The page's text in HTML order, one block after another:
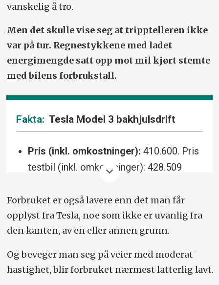
vanskelig å tro.
Men det skulle vise seg at tripptelleren ikke
var på tur. Regnestykkene med ladet
energimengde satt opp mot mil kjørt stemte
med bilens forbrukstall.
Tesla Model 3 bakhjulsdrift
Pris (inkl. omkostninger): 410.600. Pris
testbil (inkl. omkostninger): 428.509
420 Nm/ettrinnsautomat, bakhjulsdrift.
Rekkevidde/forbruk:
Lengde/bredde (med
speil)/høyde/bakkeklaring (cm):
Forbruket er også lavere enn det man får
opplyst fra Tesla, noe som ikke er uvanlig fra
den kanten, av en eller annen grunn.
Og beveger man seg på veier med moderat
hastighet, blir forbruket nærmest latterlig lavt.